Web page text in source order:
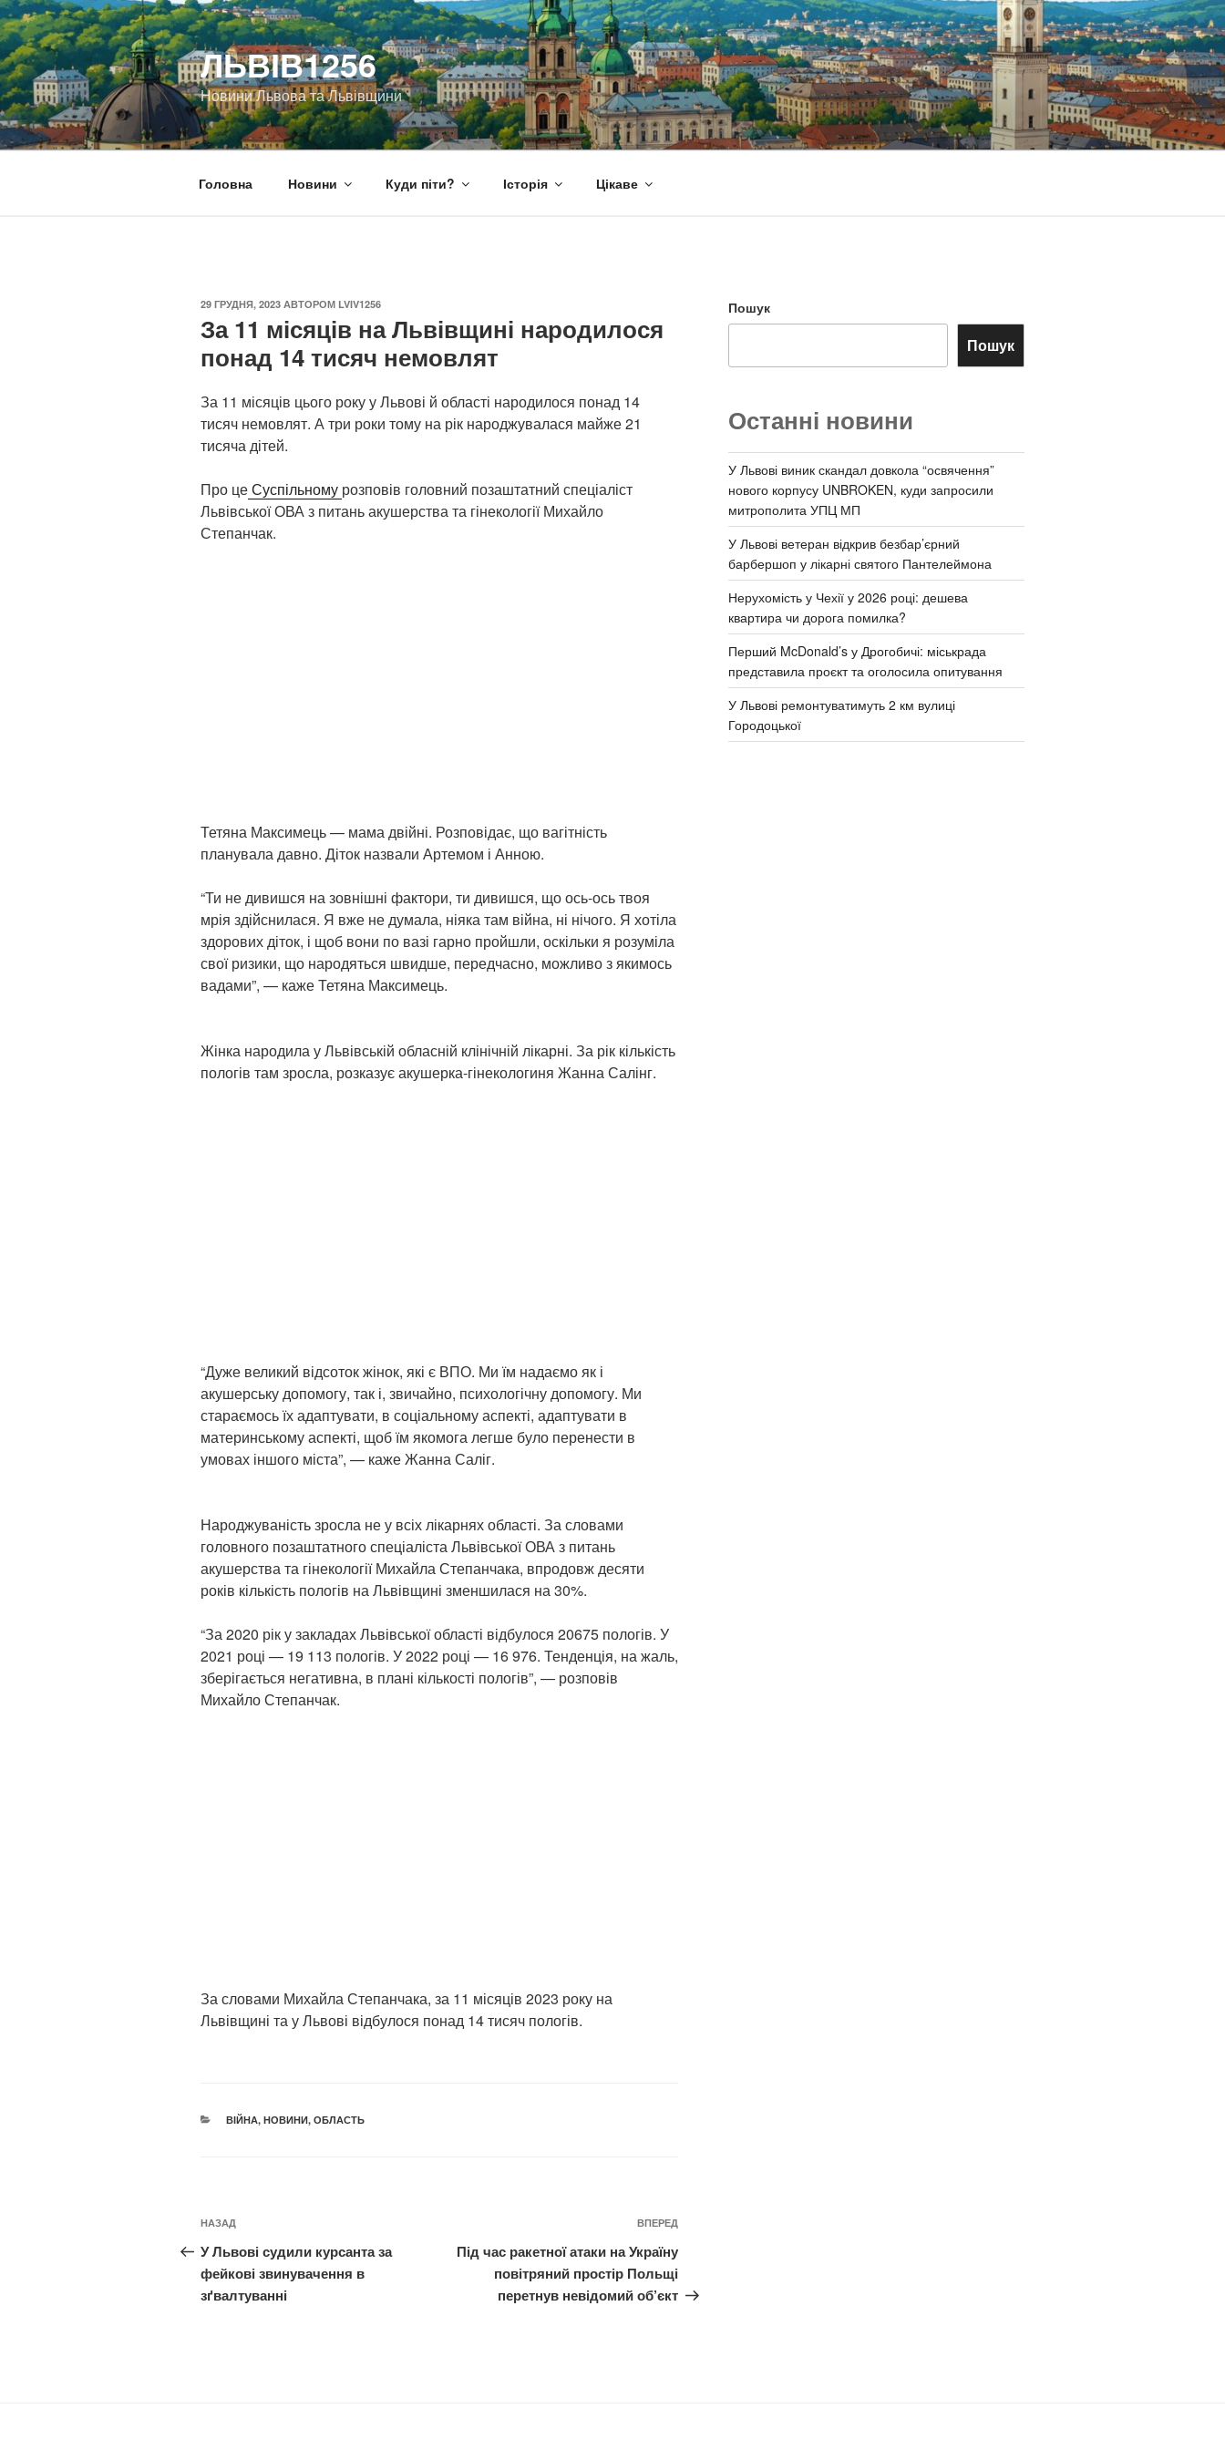
Перейти
до
вмісту
ЛЬВІВ1256
Новини Львова та Львівщини
Головна Новини Куди піти? Історія Цікаве
ОПУБЛІКОВАНО
29 ГРУДНЯ, 2023 АВТОРОМ LVIV1256
За 11 місяців на Львівщині народилося
понад 14 тисяч немовлят
За 11 місяців цього року у Львові й області народилося понад 14
тисяч немовлят. А три роки тому на рік народжувалася майже 21
тисяча дітей.
Про цеСуспільному розповів головний позаштатний спеціаліст
Львівської ОВА з питань акушерства та гінекології Михайло
Степанчак.
Тетяна Максимець — мама двійні. Розповідає, що вагітність
планувала давно. Діток назвали Артемом і Анною.
“Ти не дивишся на зовнішні фактори, ти дивишся, що ось-ось твоя
мрія здійснилася. Я вже не думала, ніяка там війна, ні нічого. Я хотіла
здорових діток, і щоб вони по вазі гарно пройшли, оскільки я розуміла
свої ризики, що народяться швидше, передчасно, можливо з якимось
вадами”, — каже Тетяна Максимець.
Жінка народила у Львівській обласній клінічній лікарні. За рік кількість
пологів там зросла, розказує акушерка-гінекологиня Жанна Салінг.
“Дуже великий відсоток жінок, які є ВПО. Ми їм надаємо як і
акушерську допомогу, так і, звичайно, психологічну допомогу. Ми
стараємось їх адаптувати, в соціальному аспекті, адаптувати в
материнському аспекті, щоб їм якомога легше було перенести в
умовах іншого міста”, — каже Жанна Саліг.
Народжуваність зросла не у всіх лікарнях області. За словами
головного позаштатного спеціаліста Львівської ОВА з питань
акушерства та гінекології Михайла Степанчака, впродовж десяти
років кількість пологів на Львівщині зменшилася на 30%.
“За 2020 рік у закладах Львівської області відбулося 20675 пологів. У
2021 році — 19 113 пологів. У 2022 році — 16 976. Тенденція, на жаль,
зберігається негативна, в плані кількості пологів”, — розповів
Михайло Степанчак.
За словами Михайла Степанчака, за 11 місяців 2023 року на
Львівщині та у Львові відбулося понад 14 тисяч пологів.
КАТЕГОРІЇ
ВІЙНА, НОВИНИ, ОБЛАСТЬ
Навігація
записів
Попередній
запис:
НАЗАД
У Львові судили курсанта за
фейкові звинувачення в
зґвалтуванні
Наступний
запис
ВПЕРЕД
Під час ракетної атаки на Україну
повітряний простір Польщі
перетнув невідомий об’єкт
Пошук
Пошук
Останні новини
У Львові виник скандал довкола “освячення”
нового корпусу UNBROKEN, куди запросили
митрополита УПЦ МП
У Львові ветеран відкрив безбар’єрний
барбершоп у лікарні святого Пантелеймона
Нерухомість у Чехії у 2026 році: дешева
квартира чи дорога помилка?
Перший McDonald’s у Дрогобичі: міськрада
представила проєкт та оголосила опитування
У Львові ремонтуватимуть 2 км вулиці
Городоцької